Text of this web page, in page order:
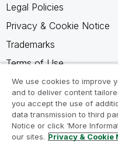
Legal Policies
Privacy & Cookie Notice
Trademarks
Terms of Use
Legal Agreements
Product Terms
Do not share my info
We use cookies to improve
and to deliver content
you accept the use of
data transmission to third
Notice or click ‘More
our sites. Privacy & Cookie